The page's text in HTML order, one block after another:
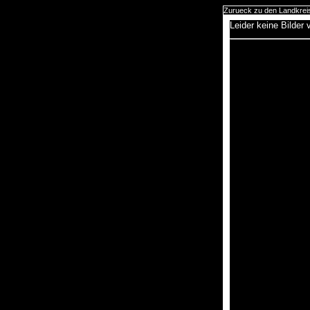
Zurueck zu den
Leider keine Bilder